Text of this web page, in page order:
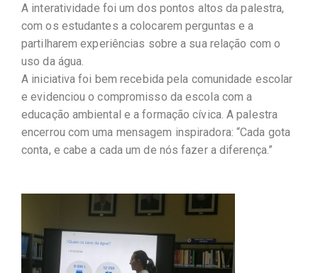
A interatividade foi um dos pontos altos da palestra,
com os estudantes a colocarem perguntas e a
partilharem experiências sobre a sua relação com o
uso da água.
A iniciativa foi bem recebida pela comunidade escolar
e evidenciou o compromisso da escola com a
educação ambiental e a formação cívica. A palestra
encerrou com uma mensagem inspiradora: “Cada gota
conta, e cabe a cada um de nós fazer a diferença.”